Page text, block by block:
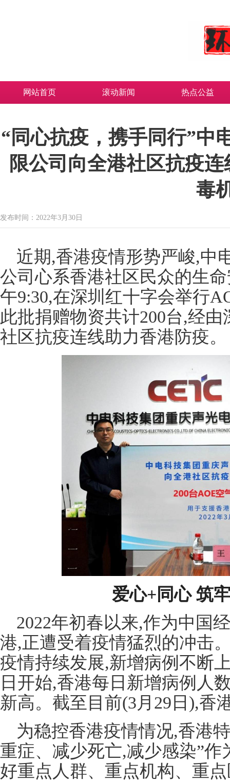
网站首页 滚动新闻 热点公益
“同心抗疫，携手同行”中
限公司向全港社区抗疫
毒
发布时间：2022年3月30日
近期,香港疫情形势严峻,中
公司心系香港社区民众的生
午9:30,在深圳红十字会举行
此批捐赠物资共计200台,经
社区抗疫连线助力香港防疫。
爱心+同心 筑
2022年初春以来,作为中国
港,正遭受着疫情猛烈的冲击
疫情持续发展,新增病例不断
日开始,香港每日新增病例人
新高。截至目前(3月29日),香
为稳控香港疫情情况,香港
重症、减少死亡,减少感染”
好重点人群、重点机构、重